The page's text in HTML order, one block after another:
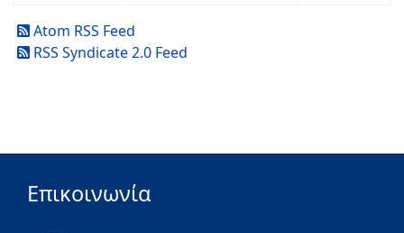
Atom RSS Feed
RSS Syndicate 2.0 Feed
Επικοινωνία